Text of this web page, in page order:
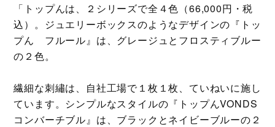
「トップんは、２シリーズで全４色（66,000円・税
込）。ジュエリーボックスのようなデザインの『トッ
プん フルール』は、グレージュとフロスティブルー
の２色。
繊細な刺繡は、自社工場で１枚１枚、ていねいに施し
ています。シンプルなスタイルの『トップんVONDS
コンバーチブル』は、ブラックとネイビーブルーの２